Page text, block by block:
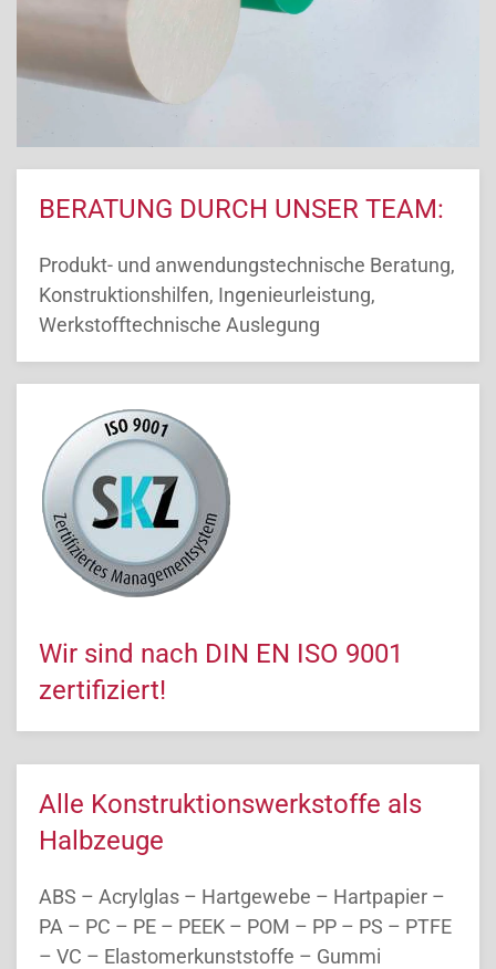
BERATUNG DURCH UNSER TEAM:
Produkt- und anwendungstechnische Beratung,
Konstruktionshilfen, Ingenieurleistung,
Werkstofftechnische Auslegung
Wir sind nach DIN EN ISO 9001
zertifiziert!
Alle Konstruktionswerkstoffe als
Halbzeuge
ABS – Acrylglas – Hartgewebe – Hartpapier –
PA – PC – PE – PEEK – POM – PP – PS – PTFE
– VC – Elastomerkunststoffe – Gummi